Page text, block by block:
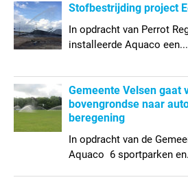
Stofbestrijding project
In opdracht van Perrot
installeerde Aquaco een...
Gemeente Velsen gaat
bovengrondse naar
beregening
In opdracht van de
Aquaco 6 sportparken